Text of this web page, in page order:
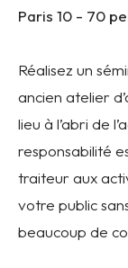
Paris 10 - 70
Réalisez un
ancien atelier
lieu à l’abri de
responsabilité
traiteur aux
votre public
beaucoup de